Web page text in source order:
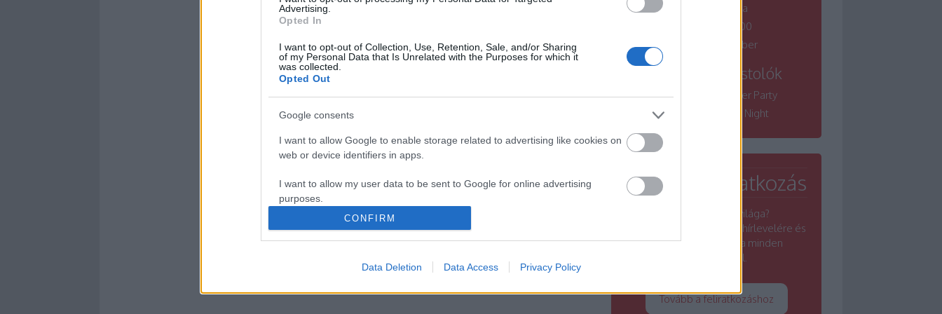
Advertising.
Opted In
I want to opt-out of Collection, Use, Retention, Sale, and/or Sharing
of my Personal Data that Is Unrelated with the Purposes for which it
was collected.
Opted Out
Google consents
I want to allow Google to enable storage related to advertising like cookies on
web or device identifiers in apps.
I want to allow my user data to be sent to Google for online advertising
purposes.
I want to allow Google to send me personalized advertising.
I want to allow Google to enable storage related to analytics like cookies on
CONFIRM
Data Deletion Data Access Privacy Policy
borfesztiválja
Winelovers 100
Bordói November
Tematikus kóstolók
Winelovers Summer Party
Winelovers River Night
Hírlevél feliratkozás
Érdekel a borok világa?
Iratkozz fel a Winelovers hírlevelére és
értesülj a borszakma minden
rezdüléséről.
Tovább a feliratkozáshoz